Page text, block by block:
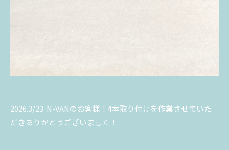
2026.3/23 N-VANのお客様！4本取り付けを作業させていた
だきありがとうございました！